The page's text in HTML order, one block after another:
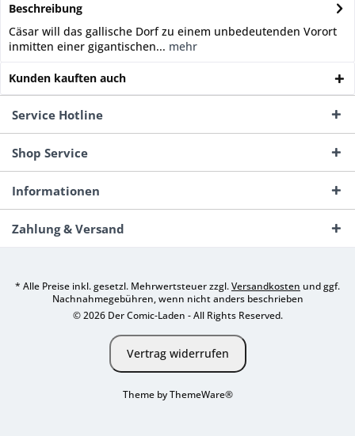
Beschreibung
Cäsar will das gallische Dorf zu einem unbedeutenden Vorort
inmitten einer gigantischen... mehr
Kunden kauften auch
Service Hotline
Shop Service
Informationen
Zahlung & Versand
* Alle Preise inkl. gesetzl. Mehrwertsteuer zzgl.Versandkosten und ggf.
Nachnahmegebühren, wenn nicht anders beschrieben
© 2026 Der Comic-Laden - All Rights Reserved.
Vertrag widerrufen
Theme byThemeWare®